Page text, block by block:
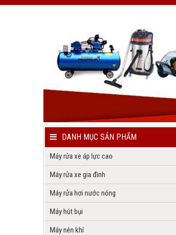
DANH MỤC SẢN PHẨM
Máy rửa xe áp lực cao
Máy rửa xe gia đình
Máy rửa hơi nước nóng
Máy hút bụi
Máy nén khí